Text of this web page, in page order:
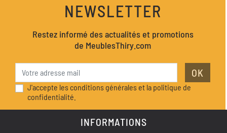
NEWSLETTER
Restez informé des actualités et promotions
de MeublesThiry.com
OK
J'accepte les conditions générales et la politique de
confidentialité.
INFORMATIONS